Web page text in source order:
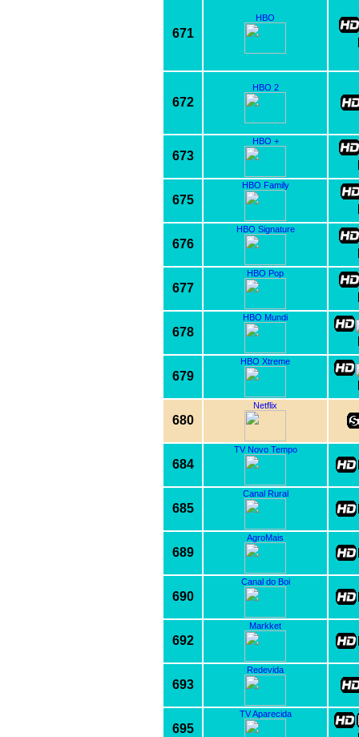
671
HBO
672
HBO 2
673
HBO +
675
HBO Family
676
HBO Signature
677
HBO Pop
678
HBO Mundi
679
HBO Xtreme
680
Netflix
684
TV Novo Tempo
685
Canal Rural
689
AgroMais
690
Canal do Boi
692
Markket
693
Redevida
695
TV Aparecida